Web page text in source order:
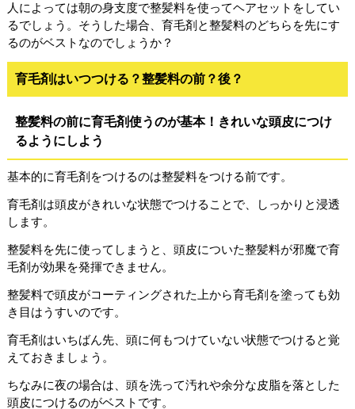
人によっては朝の身支度で整髪料を使ってヘアセットをしてい
るでしょう。そうした場合、育毛剤と整髪料のどちらを先にす
るのがベストなのでしょうか？
育毛剤はいつつける？整髪料の前？後？
整髪料の前に育毛剤使うのが基本！きれいな頭皮につけ
るようにしよう
基本的に育毛剤をつけるのは整髪料をつける前です。
育毛剤は頭皮がきれいな状態でつけることで、しっかりと浸透
します。
整髪料を先に使ってしまうと、頭皮についた整髪料が邪魔で育
毛剤が効果を発揮できません。
整髪料で頭皮がコーティングされた上から育毛剤を塗っても効
き目はうすいのです。
育毛剤はいちばん先、頭に何もつけていない状態でつけると覚
えておきましょう。
ちなみに夜の場合は、頭を洗って汚れや余分な皮脂を落とした
頭皮につけるのがベストです。